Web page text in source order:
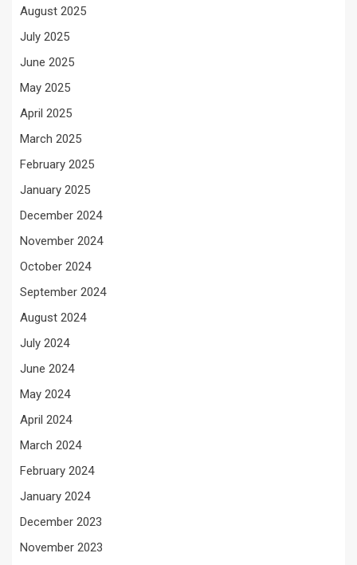
August 2025
July 2025
June 2025
May 2025
April 2025
March 2025
February 2025
January 2025
December 2024
November 2024
October 2024
September 2024
August 2024
July 2024
June 2024
May 2024
April 2024
March 2024
February 2024
January 2024
December 2023
November 2023